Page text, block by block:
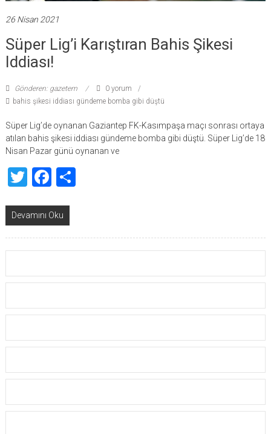
26 Nisan 2021
Süper Lig’i Karıştıran Bahis Şikesi
Iddiası!
Gönderen: gazetem
0 yorum
bahis şikesi iddiası gündeme bomba gibi düştü
Süper Lig’de oynanan Gaziantep FK-Kasımpaşa maçı sonrası ortaya
atılan bahis şikesi iddiası gündeme bomba gibi düştü. Süper Lig’de 18
Nisan Pazar günü oynanan ve
TwitterFacebook
Share
Devamını Oku